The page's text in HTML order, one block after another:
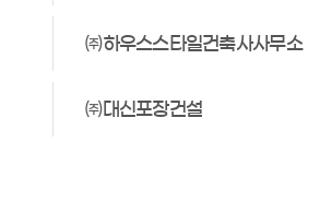
㈜하우스스타일건축사사무소
㈜대신포장건설